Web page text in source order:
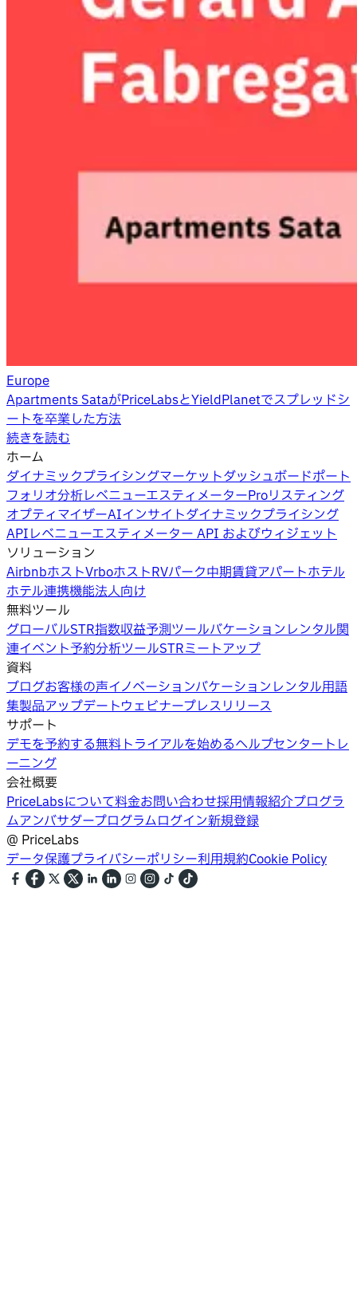
Europe
Apartments SataがPriceLabsとYieldPlanetでスプレッドシ
ートを卒業した方法
続きを読む
ホーム
ダイナミックプライシングマーケットダッシュボードポート
フォリオ分析レベニューエスティメーターProリスティング
オプティマイザーAIインサイトダイナミックプライシング
APIレベニューエスティメーター API およびウィジェット
ソリューション
AirbnbホストVrboホストRVパーク中期賃貸アパートホテル
ホテル連携機能法人向け
無料ツール
グローバルSTR指数収益予測ツールバケーションレンタル関
連イベント予約分析ツールSTRミートアップ
資料
ブログお客様の声イノベーションバケーションレンタル用語
集製品アップデートウェビナープレスリリース
サポート
デモを予約する無料トライアルを始めるヘルプセンタートレ
ーニング
会社概要
PriceLabsについて料金お問い合わせ採用情報紹介プログラ
ムアンバサダープログラムログイン新規登録
@ PriceLabs
データ保護プライバシーポリシー利用規約Cookie Policy